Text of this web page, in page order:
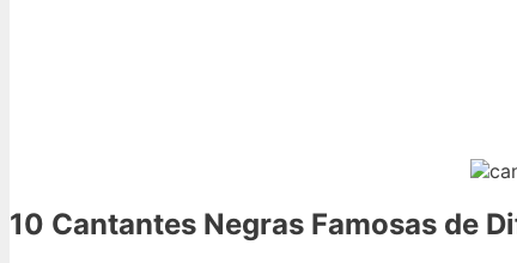
10 Cantantes Negras Famosas de